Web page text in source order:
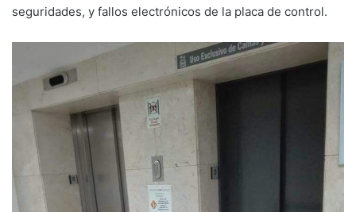
seguridades, y fallos electrónicos de la placa de control.